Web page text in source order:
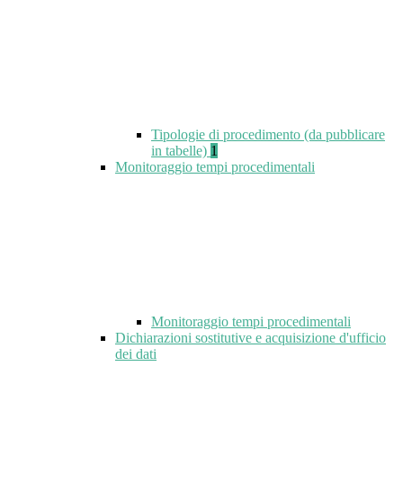
Tipologie di procedimento (da pubblicare
in tabelle) 1
Monitoraggio tempi procedimentali
Monitoraggio tempi procedimentali
Dichiarazioni sostitutive e acquisizione d'ufficio
dei dati